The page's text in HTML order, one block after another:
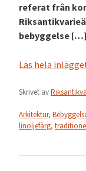
referat från
bebyggelse […]
Läs hela
Skrivet av
Arkitektur,
linoljefärg,